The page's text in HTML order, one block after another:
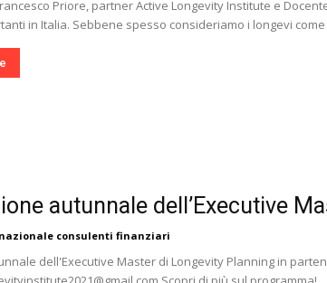
Priore, partner Active Longevity Institute e
in Italia. Sebbene spesso consideriamo i longevi
autunnale dell’Executive
consulenti finanziari
dell'Executive Master di Longevity Planning in